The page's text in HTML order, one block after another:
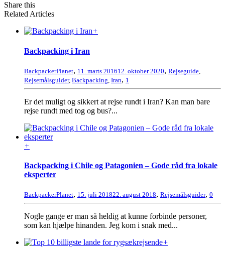
Share this
Related Articles
+
Backpacking i Iran
BackpackerPlanet, 11. marts 201612. oktober 2020, Rejseguide
Rejsemålsguider, Backpacking Iran, 1
Er det muligt og sikkert at rejse rundt i Iran? Kan man bare
rejse rundt med tog og bus?...
+
Backpacking i Chile og Patagonien – Gode råd fra lokale
eksperter
BackpackerPlanet, 15. juli 201822. august 2018, Rejsemålsguider, 0
Nogle gange er man så heldig at kunne forbinde personer,
som kan hjælpe hinanden. Jeg kom i snak med...
+